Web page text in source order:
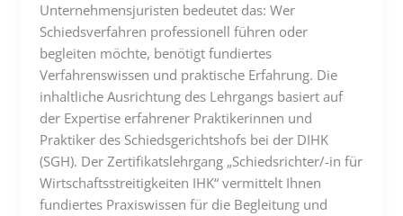
Unternehmensjuristen bedeutet das: Wer
Schiedsverfahren professionell führen oder
begleiten möchte, benötigt fundiertes
Verfahrenswissen und praktische Erfahrung. Die
inhaltliche Ausrichtung des Lehrgangs basiert auf
der Expertise erfahrener Praktikerinnen und
Praktiker des Schiedsgerichtshofs bei der DIHK
(SGH). Der Zertifikatslehrgang „Schiedsrichter/-in für
Wirtschaftsstreitigkeiten IHK“ vermittelt Ihnen
fundiertes Praxiswissen für die Begleitung und